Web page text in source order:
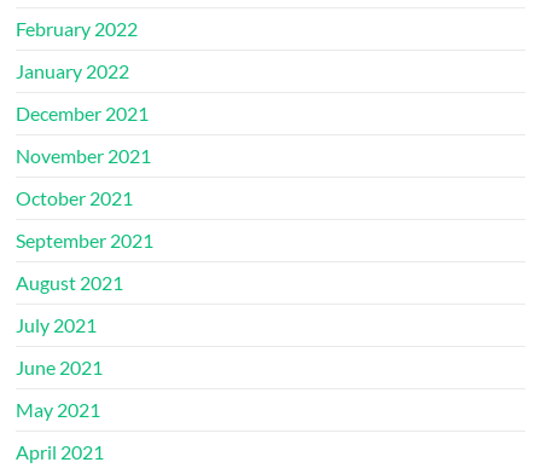
February 2022
January 2022
December 2021
November 2021
October 2021
September 2021
August 2021
July 2021
June 2021
May 2021
April 2021